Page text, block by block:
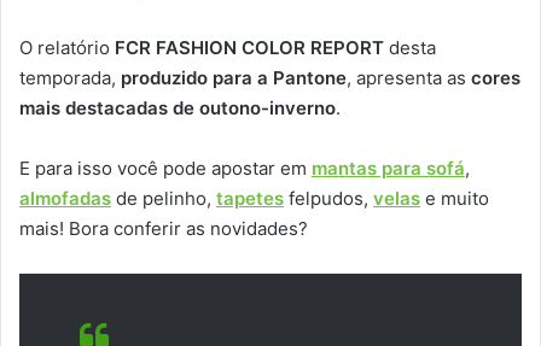
O relatório FCR FASHION COLOR REPORT desta
temporada, produzido para a Pantone, apresenta as cores
mais destacadas de outono-inverno.
E para isso você pode apostar em mantas para sofá,
almofadas de pelinho, tapetes felpudos, velas e muito
mais! Bora conferir as novidades?